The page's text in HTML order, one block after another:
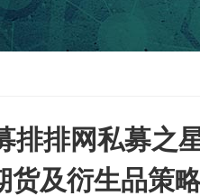
排网私募之
货及衍生品策